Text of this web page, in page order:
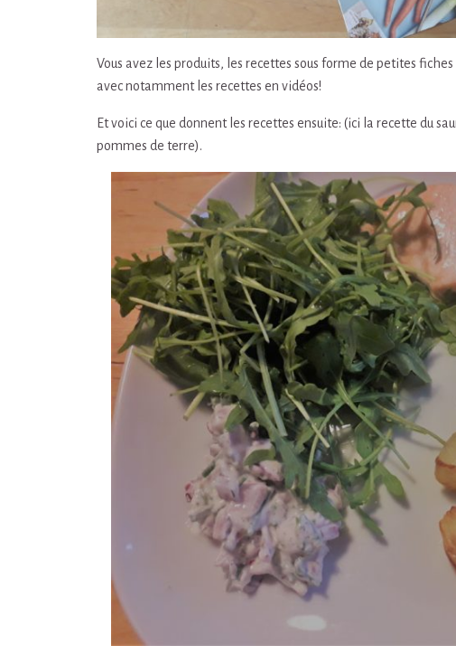
Vous avez les produits, les recettes sous forme de petites
avec notamment les recettes en vidéos!
Et voici ce que donnent les recettes ensuite: (ici la recette du
pommes de terre).